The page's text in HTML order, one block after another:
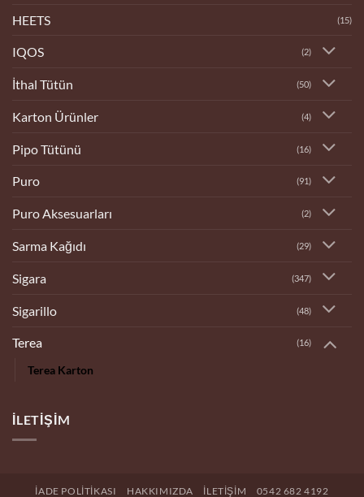
HEETS (15)
IQOS (2)
İthal Tütün (50)
Karton Ürünler (4)
Pipo Tütünü (16)
Puro (91)
Puro Aksesuarları (2)
Sarma Kağıdı (29)
Sigara (347)
Sigarillo (48)
Terea (16)
Terea Karton
İLETIŞIM
İADE POLITIKASI HAKKIMIZDA İLETIŞIM 0542 682 4192